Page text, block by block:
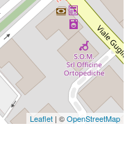
Leaflet | ©OpenStreetMap